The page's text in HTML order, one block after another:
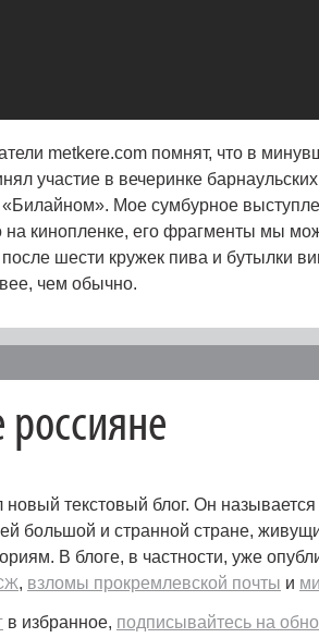
metkere.com помнят, что в
участие в вечеринке
«Билайном». Мое сумбурное
кинопленке, его фрагменты мы
после шести кружек пива и бутылки
чем обычно.
новый текстовый блог. Он называется
большой и странной стране,
В блоге, в частности, уже
, взломы прокремлевской почты и
в избранное, подписывайтесь на